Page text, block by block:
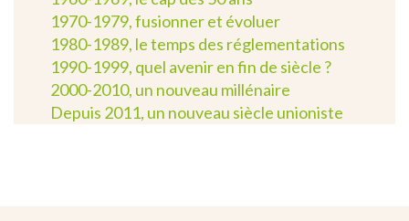
1970-1979, fusionner et évoluer
1980-1989, le temps des réglementations
1990-1999, quel avenir en fin de siècle ?
2000-2010, un nouveau millénaire
Depuis 2011, un nouveau siècle unioniste